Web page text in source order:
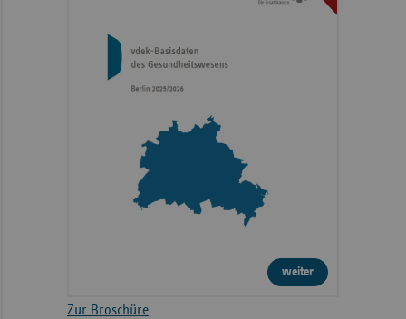
weiter
Zur Broschüre